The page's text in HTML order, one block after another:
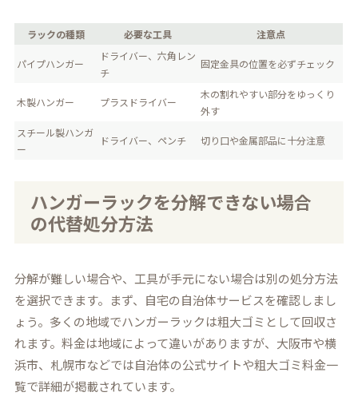
ラックの種類 必要な工具 注意点
パイプハンガー
ドライバー、六角レン
チ
固定金具の位置を必ずチェック
木製ハンガー プラスドライバー
木の割れやすい部分をゆっくり
外す
スチール製ハンガ
ー
ドライバー、ペンチ 切り口や金属部品に十分注意
ハンガーラックを分解できない場合
の代替処分方法
分解が難しい場合や、工具が手元にない場合は別の処分方法
を選択できます。まず、自宅の自治体サービスを確認しまし
ょう。多くの地域でハンガーラックは粗大ゴミとして回収さ
れます。料金は地域によって違いがありますが、大阪市や横
浜市、札幌市などでは自治体の公式サイトや粗大ゴミ料金一
覧で詳細が掲載されています。